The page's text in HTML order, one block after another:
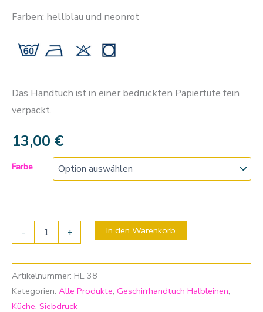
Farben: hellblau und neonrot
Das Handtuch ist in einer bedruckten Papiertüte fein
verpackt.
13,00 €
Farbe
- + In den Warenkorb
Artikelnummer: HL 38
Kategorien: Alle Produkte, Geschirrhandtuch Halbleinen,
Küche, Siebdruck